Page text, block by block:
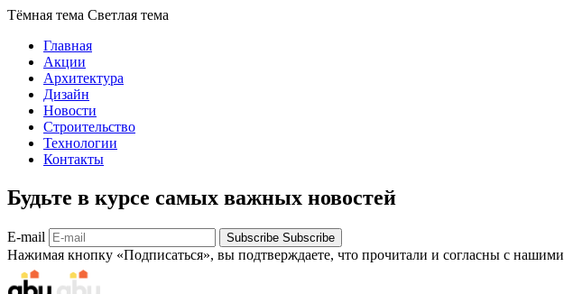
Тёмная тема Светлая тема
Главная
Акции
Архитектура
Дизайн
Новости
Строительство
Технологии
Контакты
Будьте в курсе самых важных новостей
E-mail Subscribe Subscribe
Нажимая кнопку «Подписаться», вы подтверждаете, что прочитали и согласны с нашими